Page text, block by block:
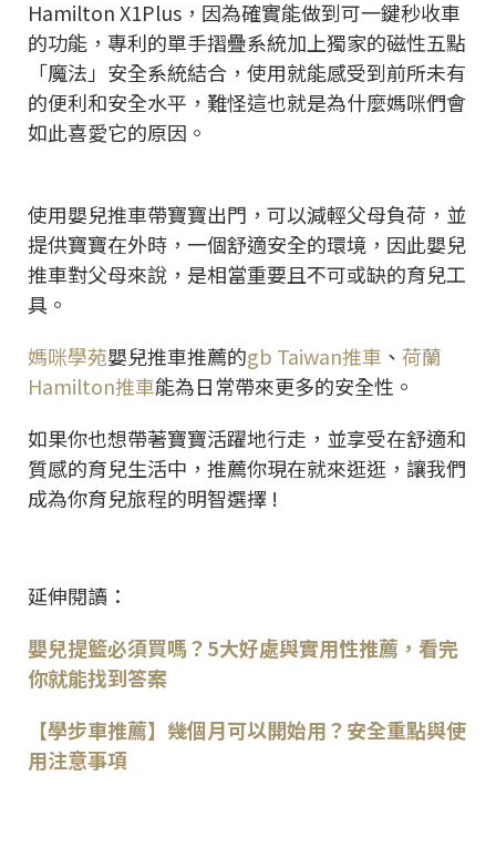
Hamilton X1Plus，因為確實能做到可一鍵秒收車
的功能，專利的單手摺疊系統加上獨家的磁性五點
「魔法」安全系統結合，使用就能感受到前所未有
的便利和安全水平，難怪這也就是為什麼媽咪們會
如此喜愛它的原因。
使用嬰兒推車帶寶寶出門，可以減輕父母負荷，並
提供寶寶在外時，一個舒適安全的環境，因此嬰兒
推車對父母來說，是相當重要且不可或缺的育兒工
具。
媽咪學苑嬰兒推車推薦的gb Taiwan推車 、 荷蘭
Hamilton推車能為日常帶來更多的安全性。
如果你也想帶著寶寶活躍地行走，並享受在舒適和
質感的育兒生活中，推薦你現在就來逛逛，讓我們
成為你育兒旅程的明智選擇 !
延伸閱讀：
嬰兒提籃必須買嗎？5大好處與實用性推薦，看完
你就能找到答案
【學步車推薦】幾個月可以開始用？安全重點與使
用注意事項